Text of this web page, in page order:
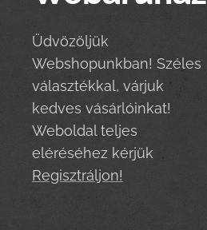
Üdvözöljük
Webshopunkban! Széles
választékkal, várjuk
kedves vásárlóinkat!
Weboldal teljes
eléréséhez kérjük
Regisztráljon!